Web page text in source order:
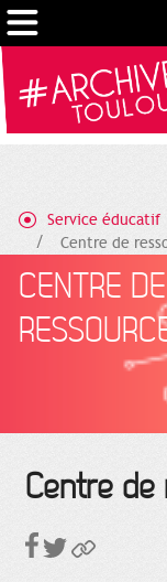
Service éducatif
Centre de
CENTRE DE
Centre
Cookies